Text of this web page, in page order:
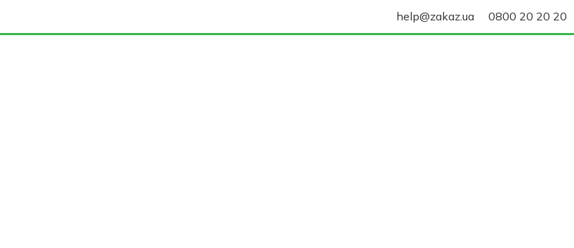
help@zakaz.ua 0800 20 20 20